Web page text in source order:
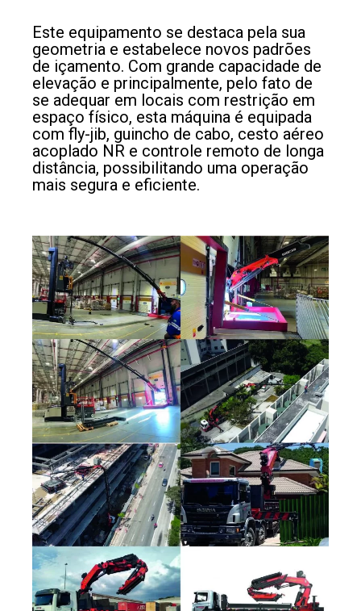
Este equipamento se destaca pela sua
geometria e estabelece novos padrões
de içamento. Com grande capacidade de
elevação e principalmente, pelo fato de
se adequar em locais com restrição em
espaço físico, esta máquina é equipada
com fly-jib, guincho de cabo, cesto aéreo
acoplado NR e controle remoto de longa
distância, possibilitando uma operação
mais segura e eficiente.